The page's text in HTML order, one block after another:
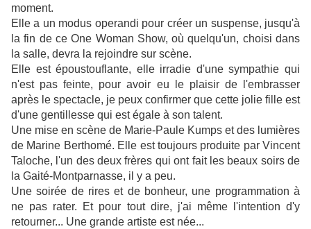
moment.
Elle a un modus operandi pour créer un suspense, jusqu'à
la fin de ce One Woman Show, où quelqu'un, choisi dans
la salle, devra la rejoindre sur scène.
Elle est époustouflante, elle irradie d'une sympathie qui
n'est pas feinte, pour avoir eu le plaisir de l'embrasser
après le spectacle, je peux confirmer que cette jolie fille est
d'une gentillesse qui est égale à son talent.
Une mise en scène de Marie-Paule Kumps et des lumières
de Marine Berthomé. Elle est toujours produite par Vincent
Taloche, l'un des deux frères qui ont fait les beaux soirs de
la Gaité-Montparnasse, il y a peu.
Une soirée de rires et de bonheur, une programmation à
ne pas rater. Et pour tout dire, j'ai même l'intention d'y
retourner... Une grande artiste est née...